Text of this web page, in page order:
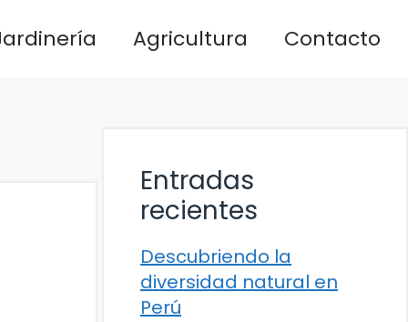
Agricultura Contacto
Entradas
recientes
Descubriendo la
diversidad natural en
Perú